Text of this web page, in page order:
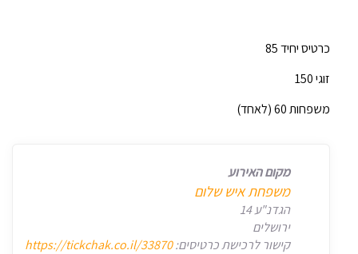
כרטיס יחיד 85
זוגי 150
משפחות 60 (לאחד)
מקום האירוע
משפחת איש שלום
הגדנ"ע 14
ירושלים
קישור לרכישת כרטיסים:https://tickchak.co.il/33870